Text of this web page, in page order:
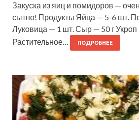
Закуска из яиц и помидоров —
сытно! Продукты Яйца — 5-6 шт.
Луковица — 1 шт. Сыр — 50 г Укроп
Растительное…
ПОДРОБНЕЕ